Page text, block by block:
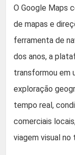
O Google Maps
de mapas e
ferramenta de
dos anos, a
transformou em
exploração
tempo real,
comerciais
viagem visual no